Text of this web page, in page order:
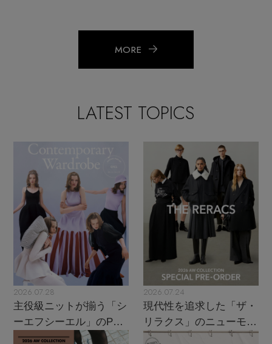
MORE
LATEST TOPICS
2026.07.28
主役級ニットが揃う「シ
ーエフシーエル」のPOP
UPがスタート
2026.07.24
現代性を追求した「ザ・
リラクス」のニューモダ
ンクラシック